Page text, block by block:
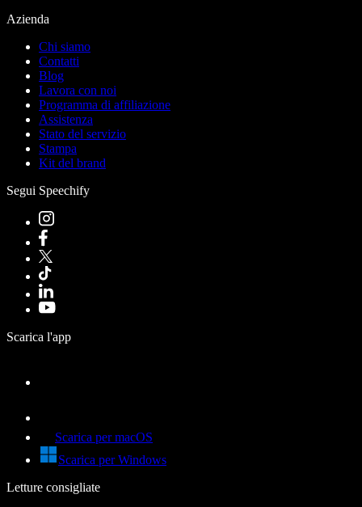
Azienda
Chi siamo
Contatti
Blog
Lavora con noi
Programma di affiliazione
Assistenza
Stato del servizio
Stampa
Kit del brand
Segui Speechify
Scarica l'app
Scarica per macOS
Scarica per Windows
Letture consigliate